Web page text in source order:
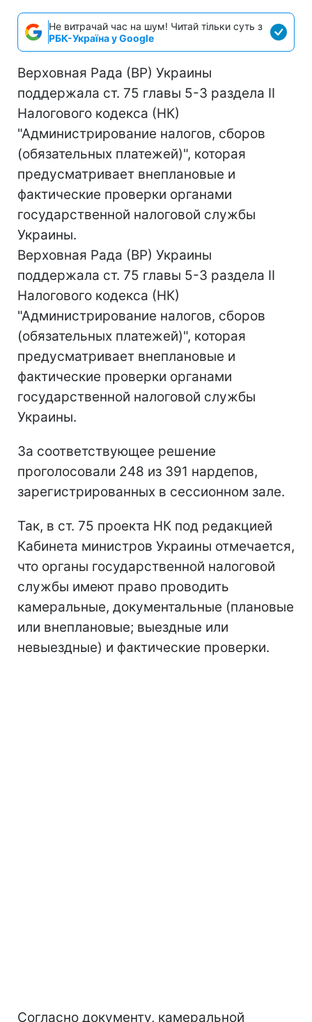
Не витрачай час на шум! Читай тільки суть з
РБК-Україна у Google
Верховная Рада (ВР) Украины
поддержала ст. 75 главы 5-3 раздела II
Налогового кодекса (НК)
"Администрирование налогов, сборов
(обязательных платежей)", которая
предусматривает внеплановые и
фактические проверки органами
государственной налоговой службы
Украины.
Верховная Рада (ВР) Украины
поддержала ст. 75 главы 5-3 раздела II
Налогового кодекса (НК)
"Администрирование налогов, сборов
(обязательных платежей)", которая
предусматривает внеплановые и
фактические проверки органами
государственной налоговой службы
Украины.
За соответствующее решение
проголосовали 248 из 391 нардепов,
зарегистрированных в сессионном зале.
Так, в ст. 75 проекта НК под редакцией
Кабинета министров Украины отмечается,
что органы государственной налоговой
службы имеют право проводить
камеральные, документальные (плановые
или внеплановые; выездные или
невыездные) и фактические проверки.
Согласно документу, камеральной